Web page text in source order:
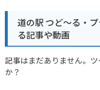
道の駅 つど～る・
る記事や動画
記事はまだありません。
か？